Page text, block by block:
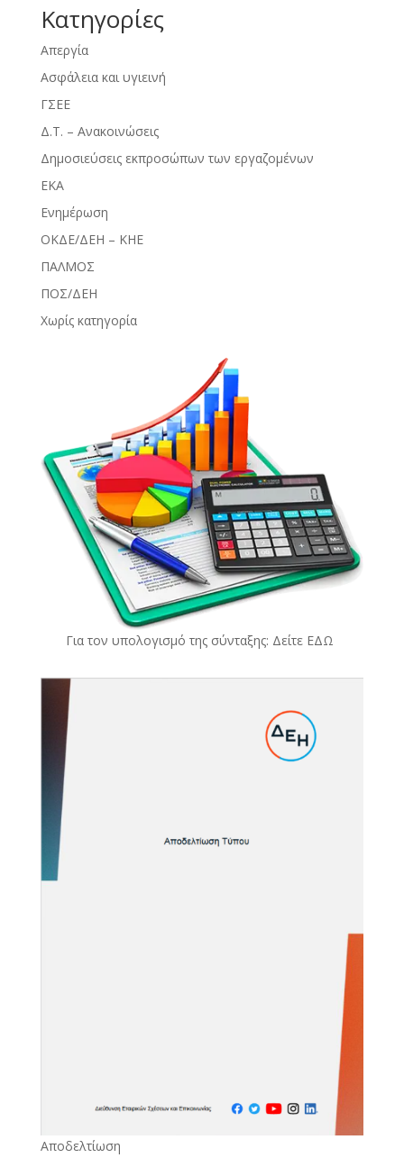
Kατηγορίες
Απεργία
Ασφάλεια και υγιεινή
ΓΣΕΕ
Δ.Τ. – Ανακοινώσεις
Δημοσιεύσεις εκπροσώπων των εργαζομένων
ΕΚΑ
Ενημέρωση
ΟΚΔΕ/ΔΕΗ – ΚΗΕ
ΠΑΛΜΟΣ
ΠΟΣ/ΔΕΗ
Χωρίς κατηγορία
Για τον υπολογισμό της σύνταξης: Δείτε ΕΔΩ
Αποδελτίωση